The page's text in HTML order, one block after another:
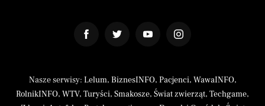
Nasze serwisy: Lelum, BiznesINFO, Pacjenci, WawaINFO,
RolnikINFO, WTV, Turyści, Smakosze, Świat zwierząt, Techgame,